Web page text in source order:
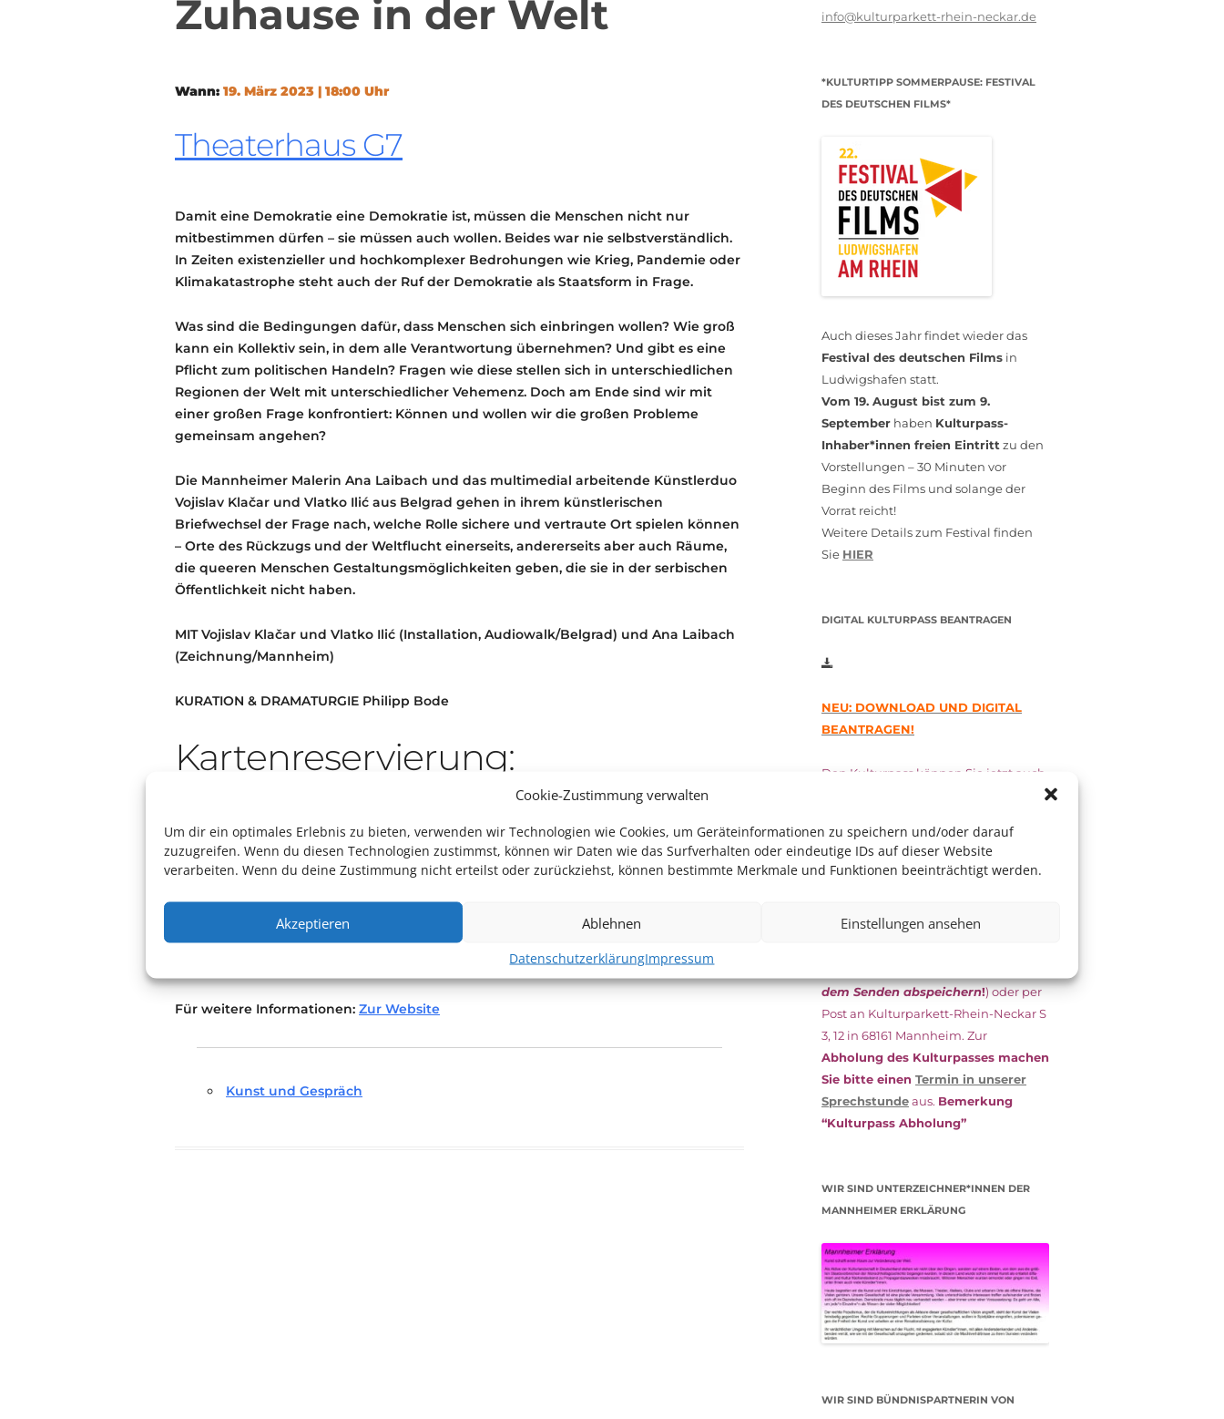
Cookie-Zustimmung verwalten
Um dir ein optimales Erlebnis zu bieten, verwenden wir Technologien wie Cookies, um Geräteinformationen zu speichern und/oder darauf
zuzugreifen. Wenn du diesen Technologien zustimmst, können wir Daten wie das Surfverhalten oder eindeutige IDs auf dieser Website
verarbeiten. Wenn du deine Zustimmung nicht erteilst oder zurückziehst, können bestimmte Merkmale und Funktionen beeinträchtigt werden.
Akzeptieren Ablehnen Einstellungen ansehen
DatenschutzerklärungImpressum
KONTAKT
KULTURPASS DIGITAL
Zuhause in der Welt
Wann: 19. März 2023 | 18:00 Uhr
Theaterhaus G7
Damit eine Demokratie eine Demokratie ist, müssen die Menschen nicht nur
mitbestimmen dürfen – sie müssen auch wollen. Beides war nie selbstverständlich.
In Zeiten existenzieller und hochkomplexer Bedrohungen wie Krieg, Pandemie oder
Klimakatastrophe steht auch der Ruf der Demokratie als Staatsform in Frage.
Was sind die Bedingungen dafür, dass Menschen sich einbringen wollen? Wie groß
kann ein Kollektiv sein, in dem alle Verantwortung übernehmen? Und gibt es eine
Pflicht zum politischen Handeln? Fragen wie diese stellen sich in unterschiedlichen
Regionen der Welt mit unterschiedlicher Vehemenz. Doch am Ende sind wir mit
einer großen Frage konfrontiert: Können und wollen wir die großen Probleme
gemeinsam angehen?
Die Mannheimer Malerin Ana Laibach und das multimedial arbeitende Künstlerduo
Vojislav Klačar und Vlatko Ilić aus Belgrad gehen in ihrem künstlerischen
Briefwechsel der Frage nach, welche Rolle sichere und vertraute Ort spielen können
– Orte des Rückzugs und der Weltflucht einerseits, andererseits aber auch Räume,
die queeren Menschen Gestaltungsmöglichkeiten geben, die sie in der serbischen
Öffentlichkeit nicht haben.
MIT Vojislav Klačar und Vlatko Ilić (Installation, Audiowalk/Belgrad) und Ana Laibach
(Zeichnung/Mannheim)
KURATION & DRAMATURGIE Philipp Bode
Kartenreservierung:
könnt ihr euer Ticket bar oder mit EC-Karte zahlen.
Und weil wir es weiterhin allen Menschen möglich machen wollen, an unseren
Theaterabenteuern teilzuhaben, arbeiten wir auch in diesem Jahr wieder mit dem
Kulturparkett Rhein-Neckar e.V.zusammen. Der Eintritt ist gegen Vorlage des
Kulturpasses frei.
Für weitere Informationen: Zur Website
Kunst und Gespräch
info@kulturparkett-rhein-neckar.de
*KULTURTIPP SOMMERPAUSE: FESTIVAL
DES DEUTSCHEN FILMS*
Auch dieses Jahr findet wieder das
Festival des deutschen Films in
Ludwigshafen statt.
Vom 19. August bist zum 9.
September haben Kulturpass-
Inhaber*innen freien Eintritt zu den
Vorstellungen – 30 Minuten vor
Beginn des Films und solange der
Vorrat reicht!
Weitere Details zum Festival finden
Sie HIER
DIGITAL KULTURPASS BEANTRAGEN
NEU: DOWNLOAD UND DIGITAL
BEANTRAGEN!
Den Kulturpass können Sie jetzt auch
esunterschriebenzusammen mit
dem aktuellen
(Bürgergeld/
das Kulturparkett zurück: Per E-Mail
dem Senden abspeichern!) oder per
Post an Kulturparkett-Rhein-Neckar S
3, 12 in 68161 Mannheim. Zur
Abholung des Kulturpasses machen
Sie bitte einen Termin in unserer
Sprechstundeaus. Bemerkung
“Kulturpass Abholung”
WIR SIND UNTERZEICHNER*INNEN DER
MANNHEIMER ERKLÄRUNG
WIR SIND BÜNDNISPARTNERIN VON